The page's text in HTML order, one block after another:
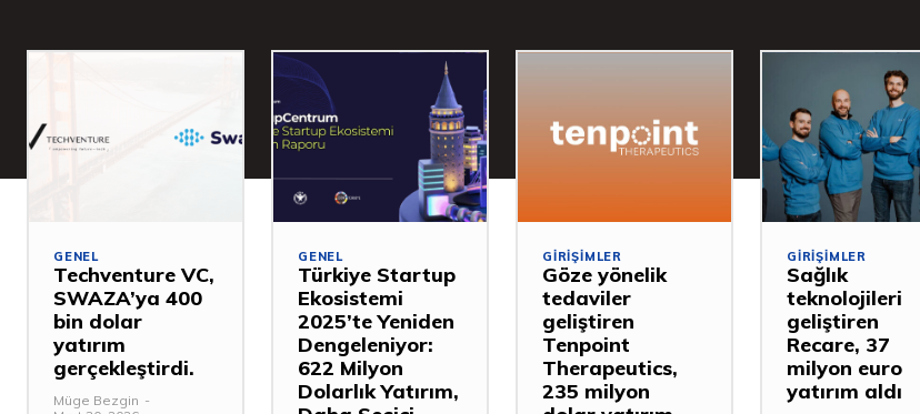
GENEL
Techventure VC,
SWAZA’ya 400
bin dolar
yatırım
gerçekleştirdi.
Müge Bezgin -
GENEL
Türkiye Startup
Ekosistemi
2025’te Yeniden
Dengeleniyor:
622 Milyon
Dolarlık Yatırım,
GIRIŞIMLER
Göze yönelik
tedaviler
geliştiren
Tenpoint
Therapeutics,
235 milyon
GIRIŞIMLER
Sağlık
teknolojileri
geliştiren
Recare, 37
milyon euro
yatırım aldı